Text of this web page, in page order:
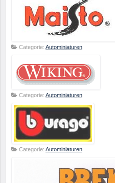
Categorie: Autominiaturen
Categorie: Autominiaturen
Categorie: Autominiaturen